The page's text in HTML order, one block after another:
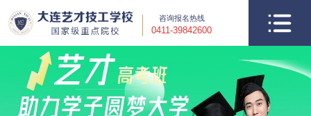
咨询报名热线
0411-39842600